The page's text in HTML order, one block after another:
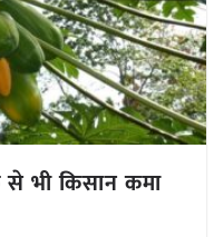
से भी किसान कमा